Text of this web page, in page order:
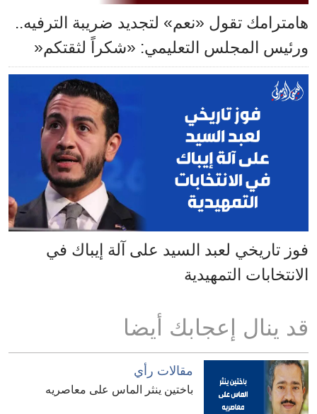
هامترامك تقول «نعم» لتجديد ضريبة الترفيه..
ورئيس المجلس التعليمي: «شكراً لثقتكم«
فوز تاريخي لعبد السيد على آلة إيباك في
الانتخابات التمهيدية
قد ينال إعجابك أيضا
مقالات رأي
باختين ينثر الماس على معاصريه